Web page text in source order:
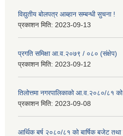
विद्युतीय बोलपत्र आब्हान सम्बन्धी सुचना !
प्रकाशन मिति: 2023-09-13
प्रगति समिक्षा आ.व.२०७९ / ०८० (संक्षेप)
प्रकाशन मिति: 2023-09-12
तिलोत्तमा नगरपालिकाको आ.व.२०८०/८१
प्रकाशन मिति: 2023-09-08
आर्थिक बर्ष २०८०/८१ को बार्षिक बजेट तथा